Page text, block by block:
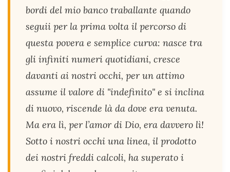
bordi del mio banco traballante quando
seguii per la prima volta il percorso di
questa povera e semplice curva: nasce tra
gli infiniti numeri quotidiani, cresce
davanti ai nostri occhi, per un attimo
assume il valore di "indefinito" e si inclina
di nuovo, riscende là da dove era venuta.
Ma era lì, per l’amor di Dio, era davvero lì!
Sotto i nostri occhi una linea, il prodotto
dei nostri freddi calcoli, ha superato i